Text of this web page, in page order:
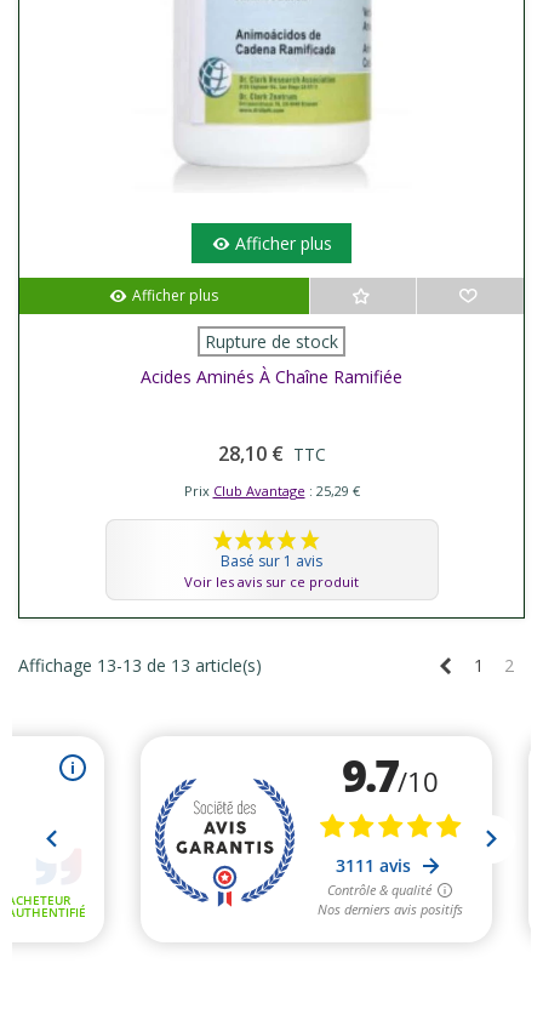
Afficher plus
Afficher plus
Rupture de stock
Acides Aminés À Chaîne Ramifiée
28,10 € TTC
Prix Club Avantage : 25,29 €
Basé sur 1 avis
Voir les avis sur ce produit
Affichage 13-13 de 13 article(s) Précédent
1 2